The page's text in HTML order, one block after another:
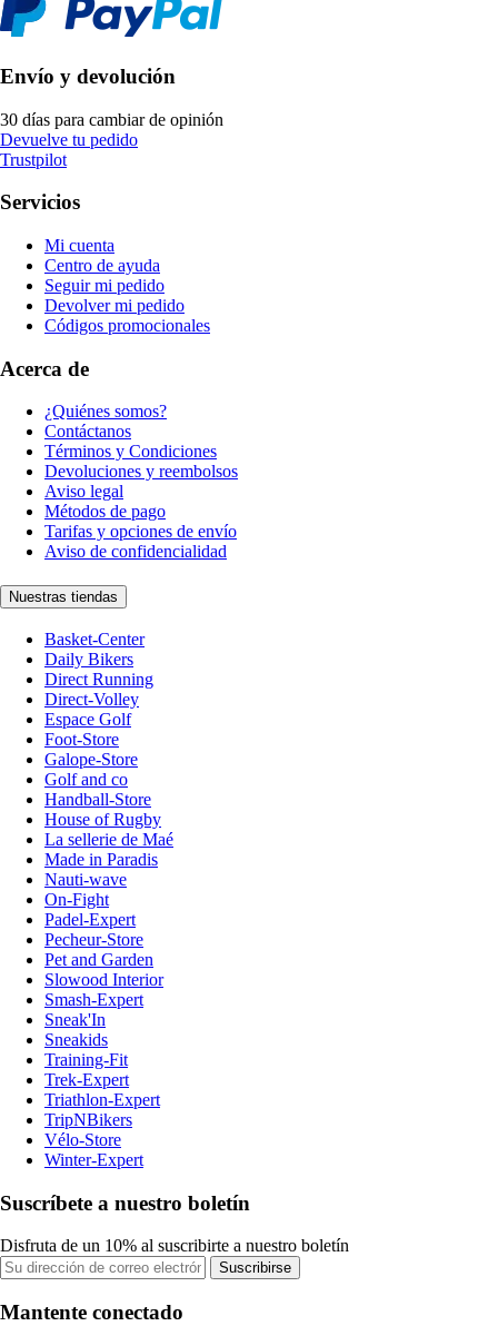
Envío y devolución
30 días para cambiar de opinión
Devuelve tu pedido
Trustpilot
Servicios
Mi cuenta
Centro de ayuda
Seguir mi pedido
Devolver mi pedido
Códigos promocionales
Acerca de
¿Quiénes somos?
Contáctanos
Términos y Condiciones
Devoluciones y reembolsos
Aviso legal
Métodos de pago
Tarifas y opciones de envío
Aviso de confidencialidad
Nuestras tiendas
Basket-Center
Daily Bikers
Direct Running
Direct-Volley
Espace Golf
Foot-Store
Galope-Store
Golf and co
Handball-Store
House of Rugby
La sellerie de Maé
Made in Paradis
Nauti-wave
On-Fight
Padel-Expert
Pecheur-Store
Pet and Garden
Slowood Interior
Smash-Expert
Sneak'In
Sneakids
Training-Fit
Trek-Expert
Triathlon-Expert
TripNBikers
Vélo-Store
Winter-Expert
Suscríbete a nuestro boletín
Disfruta de un 10% al suscribirte a nuestro boletín
Suscribirse
Mantente conectado